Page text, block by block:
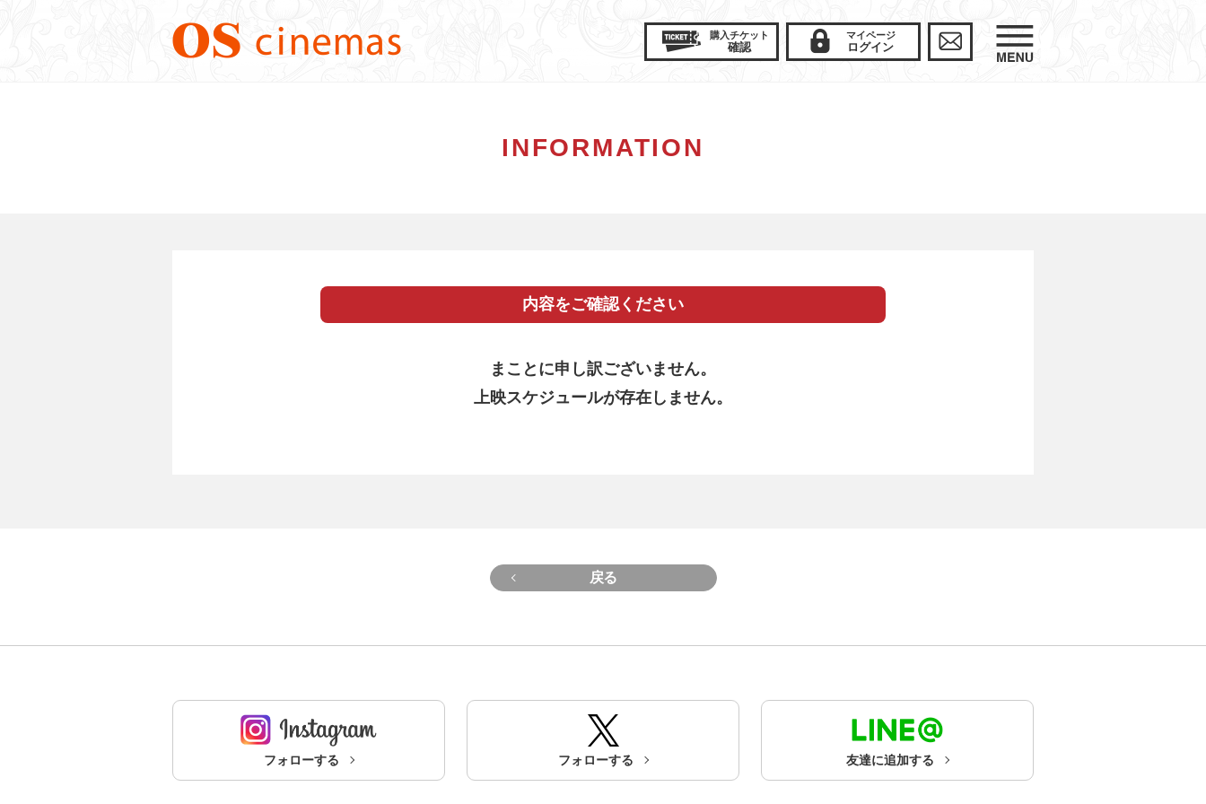
購入チケット
確認
マイページ
ログイン
INFORMATION
内容をご確認ください
まことに申し訳ございません。
上映スケジュールが存在しません。
戻る
フォローする フォローする 友達に追加する